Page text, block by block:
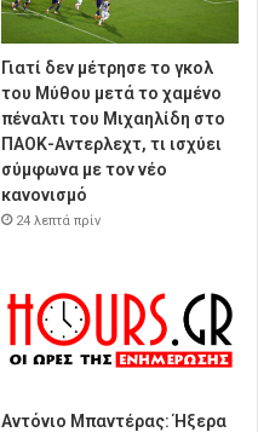
Γιατί δεν μέτρησε το γκολ
του Μύθου μετά το χαμένο
πέναλτι του Μιχαηλίδη στο
ΠΑΟΚ-Αντερλεχτ, τι ισχύει
σύμφωνα με τον νέο
κανονισμό
24 λεπτά πρίν
Αντόνιο Μπαντέρας: Ήξερα